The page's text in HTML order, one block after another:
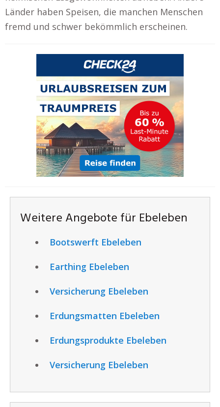
Länder haben Speisen, die manchen Menschen
fremd und schwer bekömmlich erscheinen.
Weitere Angebote für Ebeleben
Bootswerft Ebeleben
Earthing Ebeleben
Versicherung Ebeleben
Erdungsmatten Ebeleben
Erdungsprodukte Ebeleben
Versicherung Ebeleben